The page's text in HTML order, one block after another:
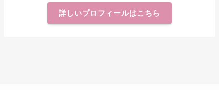
詳しいプロフィールはこちら